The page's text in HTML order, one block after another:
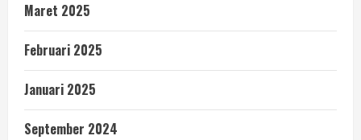
Maret 2025
Februari 2025
Januari 2025
September 2024